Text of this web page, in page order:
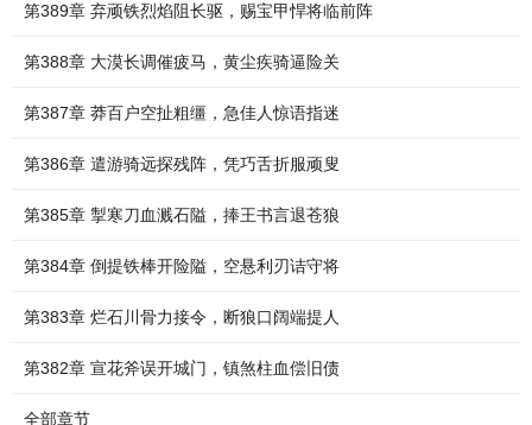
第389章 弃顽铁烈焰阻长驱，赐宝甲悍将临前阵
第388章 大漠长调催疲马，黄尘疾骑逼险关
第387章 莽百户空扯粗缰，急佳人惊语指迷
第386章 遣游骑远探残阵，凭巧舌折服顽叟
第385章 掣寒刀血溅石隘，捧王书言退苍狼
第384章 倒提铁棒开险隘，空悬利刃诘守将
第383章 烂石川骨力接令，断狼口阔端提人
第382章 宣花斧误开城门，镇煞柱血偿旧债
全部章节